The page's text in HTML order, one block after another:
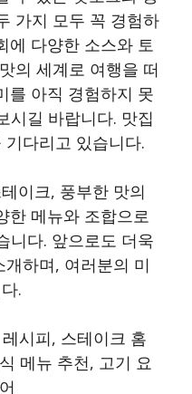
가지 모두 꼭 경험하
에 다양한 소스와 토
의 세계로 여행을 떠
를 아직 경험하지 못
시길 바랍니다. 맛집
다리고 있습니다.
이크, 풍부한 맛의
한 메뉴와 조합으로
니다. 앞으로도 더욱
하며, 여러분의 미
.
시피, 스테이크 홈
메뉴 추천, 고기 요